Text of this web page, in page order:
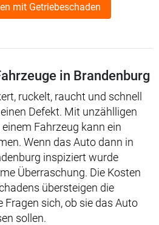
mit Getriebeschaden
in Brandenburg
ruckelt, raucht und schnell
Defekt. Mit unzählligen
Fahrzeug kann ein
Wenn das Auto dann in
inspiziert wurde
Überraschung. Die Kosten
übersteigen die
Fragen sich, ob sie das Auto
sollen.